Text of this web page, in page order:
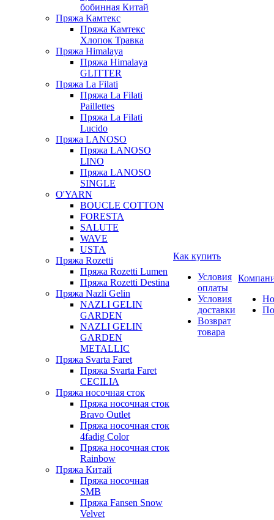
бобинная Китай
Пряжа Камтекс
Пряжа Камтекс
Хлопок Травка
Пряжа Himalaya
Пряжа Himalaya
GLITTER
Пряжа La Filati
Пряжа La Filati
Paillettes
Пряжа La Filati
Lucido
Пряжа LANOSO
Пряжа LANOSO
LINO
Пряжа LANOSO
SINGLE
O'YARN
BOUCLE COTTON
FORESTA
SALUTE
WAVE
USTA
Пряжа Rozetti
Пряжа Rozetti Lumen
Пряжа Rozetti Destina
Пряжа Nazli Gelin
NAZLI GELIN
GARDEN
NAZLI GELIN
GARDEN
METALLIC
Пряжа Svarta Faret
Пряжа Svarta Faret
CECILIA
Пряжа носочная сток
Пряжа носочная сток
Bravo Outlet
Пряжа носочная сток
4fadig Color
Пряжа носочная сток
Rainbow
Пряжа Китай
Пряжа носочная
SMB
Пряжа Fansen Snow
Velvet
Как купить
Условия
оплаты
Условия
доставки
Возврат
товара